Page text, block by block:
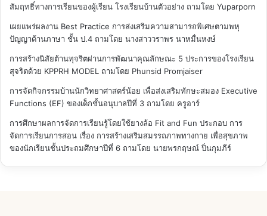
สัมฤทธิ์ทางการเรียนของผู้เรียน โรงเรียนบ้านตัวอย่าง ถามโดย Yuparporn
เผยแพร่ผลงาน Best Practice การส่งเสริมความสามารถพิเศษตามพหุ
ปัญญาด้านภาษา ชั้น ป.4 ถามโดย นางสาววราพร นาหมื่นหงษ์
การสร้างนิสัยต้านทุจริตผ่านการพัฒนาคุณลักษณะ 5 ประการของโรงเรียน
สุจริตด้วย KPPRH MODEL ถามโดย Phunsid Promjaiser
การจัดกิจกรรมบ้านนักวิทยาศาสตร์น้อย เพื่อส่งเสริมทักษะสมอง Executive
Functions (EF) ของเด็กชั้นอนุบาลปีที่ 3 ถามโดย ครูอาร์
การศึกษาผลการจัดการเรียนรู้โดยใช้ยางล้อ Fit and Fun ประกอบ การ
จัดการเรียนการสอน เรื่อง การสร้างเสริมสมรรถภาพทางกาย เพื่อสุขภาพ
ของนักเรียนชั้นประถมศึกษาปีที่ 6 ถามโดย นายพรกฤษณ์ ปิ่นกุมภีร์